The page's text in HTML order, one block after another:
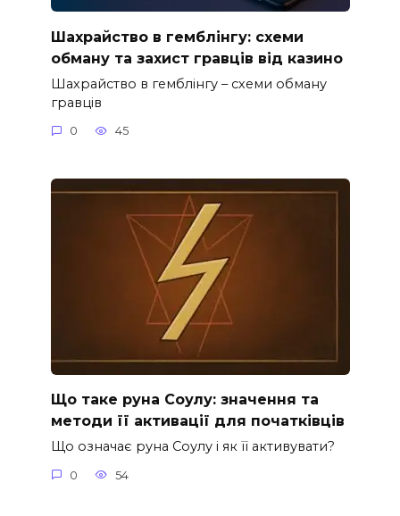
Шахрайство в гемблінгу: схеми
обману та захист гравців від казино
Шахрайство в гемблінгу – схеми обману
гравців
0 45
Що таке руна Соулу: значення та
методи її активації для початківців
Що означає руна Соулу і як її активувати?
0 54